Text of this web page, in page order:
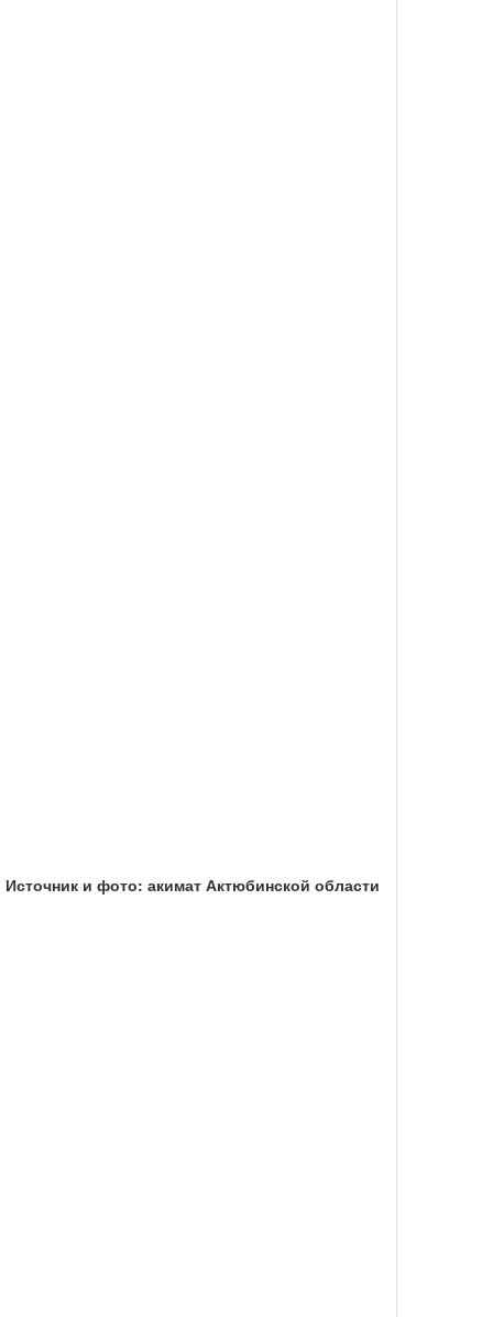
Источник и фото: акимат Актюбинской области